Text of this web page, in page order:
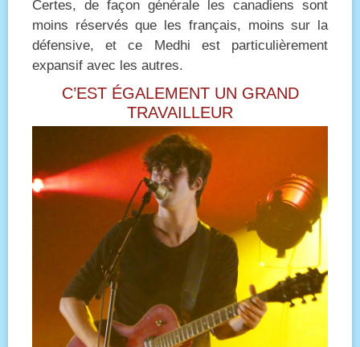
Certes, de façon générale les canadiens sont
moins réservés que les français, moins sur la
défensive, et ce Medhi est particulièrement
expansif avec les autres.
C’EST ÉGALEMENT UN GRAND
TRAVAILLEUR